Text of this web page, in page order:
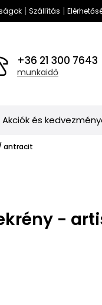
| Szállítás |
+36 21 300 7643
munkaidő
Akciók és
antracit
-